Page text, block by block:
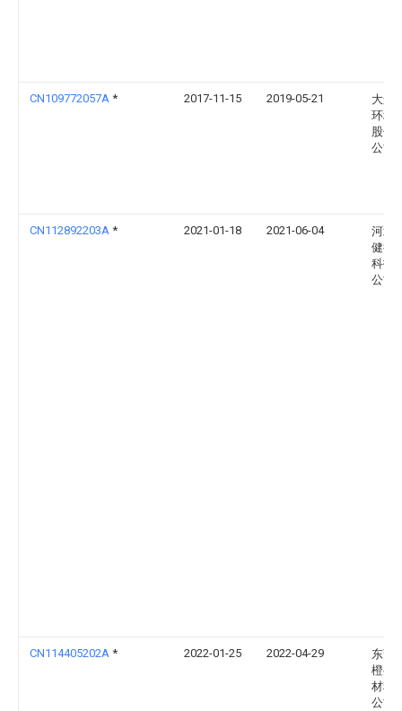
CN109772057A * 2017-11-15 2019-05-21
大连
环境
股份
公司
CN112892203A * 2021-01-18 2021-06-04
河北
健德
科技
公司
CN114405202A * 2022-01-25 2022-04-29
东莞
橙半
材料
公司